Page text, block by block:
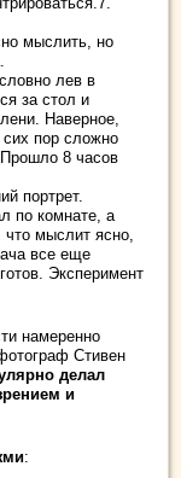
мыслить, но
лев в
за стол и
Наверное,
сих пор сложно
8 часов
портрет.
по комнате, а
мыслит ясно,
все еще
Эксперимент
намеренно
Стивен
делал
и
: